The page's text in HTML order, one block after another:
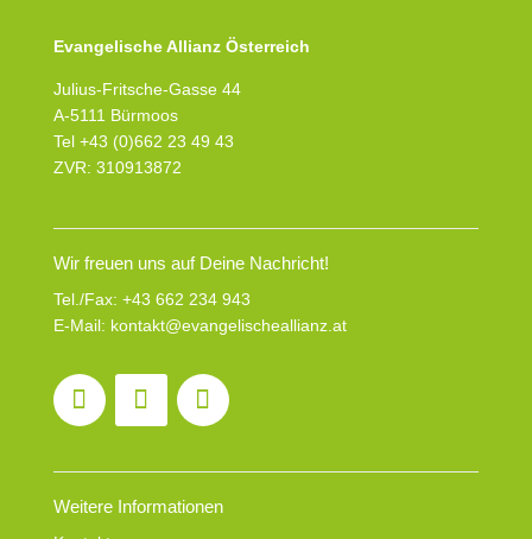
Evangelische Allianz Österreich
Julius-Fritsche-Gasse 44
A-5111 Bürmoos
Tel +43 (0)662 23 49 43
ZVR: 310913872
Wir freuen uns auf Deine Nachricht!
Tel./Fax: +43 662 234 943
E-Mail: kontakt@evangelischeallianz.at
Weitere Informationen